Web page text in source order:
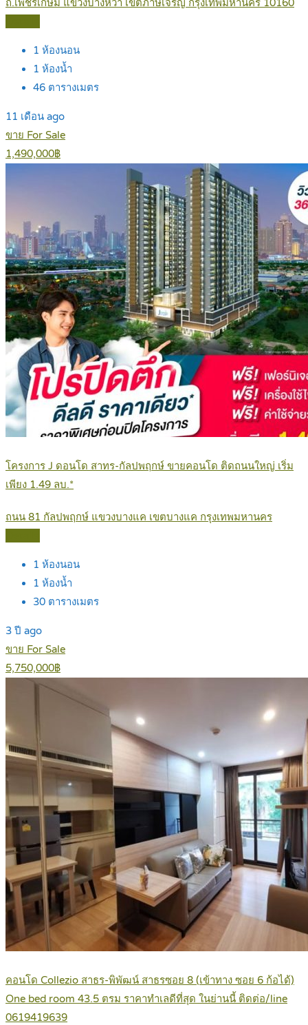
ถ.เพชรเกษม แขวงบางหว้า เขตภาษีเจริญ กรุงเทพมหานคร 10160
1 ห้องนอน
1 ห้องน้ำ
46 ตารางเมตร
11 เดือน ago
ขาย For Sale
1,490,000฿
โครงการ J ดอนโด สาทร-กัลปพฤกษ์ ขายคอนโด ติดถนนใหญ่ เริ่ม
เพียง 1.49 ลบ.*
ถนน 81 กัลปพฤกษ์ แขวงบางแค เขตบางแค กรุงเทพมหานคร
1 ห้องนอน
1 ห้องน้ำ
30 ตารางเมตร
3 ปี ago
ขาย For Sale
5,750,000฿
คอนโด Collezio สาธร-พิพัฒน์ สาธรซอย 8 (เข้าทาง ซอย 6 ก้อได้)
One bed room 43.5 ตรม ราคาทำเลดีที่สุด ในย่านนี้ ติดต่อ/line
0619419639